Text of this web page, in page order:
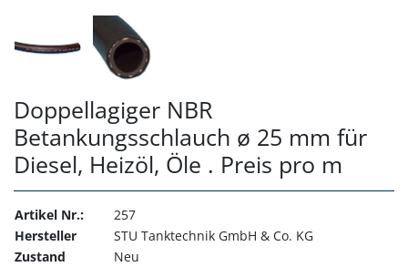
Doppellagiger NBR
Betankungsschlauch ø 25 mm für
Diesel, Heizöl, Öle . Preis pro m
Artikel Nr.:
257
Hersteller
STU Tanktechnik GmbH & Co. KG
Zustand
Neu